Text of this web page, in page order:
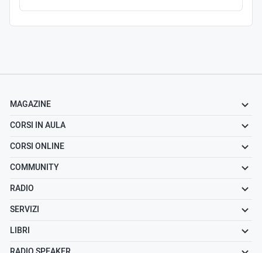
MAGAZINE
CORSI IN AULA
CORSI ONLINE
COMMUNITY
RADIO
SERVIZI
LIBRI